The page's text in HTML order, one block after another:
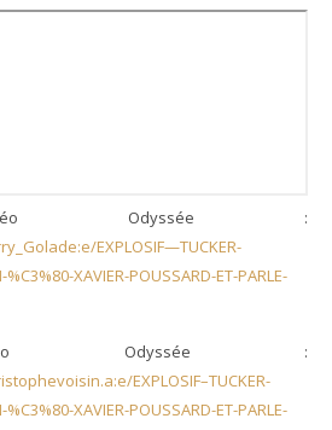
Odyssée :
EXPLOSIF—TUCKER-
XAVIER-POUSSARD-ET-PARLE-
Odyssée :
EXPLOSIF–TUCKER-
XAVIER-POUSSARD-ET-PARLE-